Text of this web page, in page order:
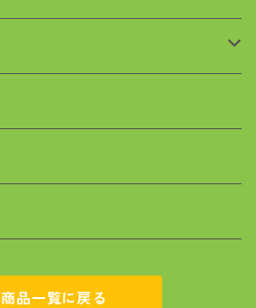
商品一覧に戻る